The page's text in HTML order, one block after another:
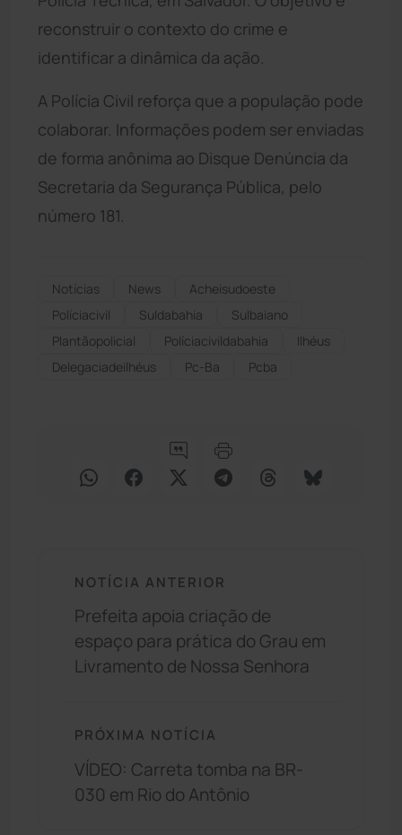
reconstruir o contexto do crime e
identificar a dinâmica da ação.
A Polícia Civil reforça que a população pode
colaborar. Informações podem ser enviadas
de forma anônima ao Disque Denúncia da
Secretaria da Segurança Pública, pelo
número 181.
Notícias News
Acheisudoeste
Políciacivil
Suldabahia
Sulbaiano
Plantãopolicial
Políciacivildabahia
Ilhéus
Delegaciadeilhéus
Pc-Ba Pcba
NOTÍCIA ANTERIOR
Prefeita apoia criação de
espaço para prática do Grau em
Livramento de Nossa Senhora
PRÓXIMA NOTÍCIA
VÍDEO: Carreta tomba na BR-
030 em Rio do Antônio